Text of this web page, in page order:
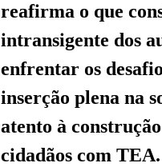
reafirma o que
intransigente dos
enfrentar os
inserção plena na
atento à
cidadãos com TEA.